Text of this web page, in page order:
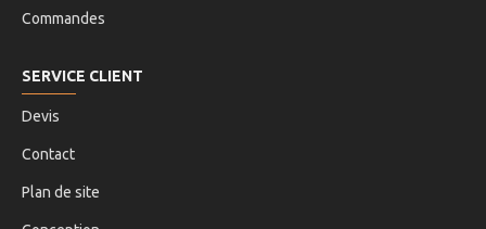
Commandes
SERVICE CLIENT
Devis
Contact
Plan de site